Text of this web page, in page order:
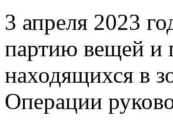
3 апреля 2023
партию вещей и
находящихся в
Операции